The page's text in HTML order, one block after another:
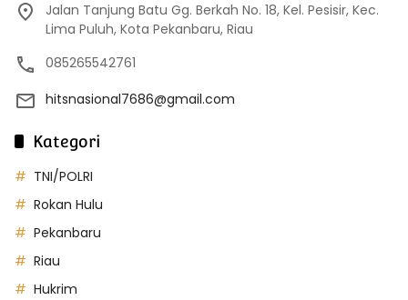
Jalan Tanjung Batu Gg. Berkah No. 18, Kel. Pesisir, Kec.
Lima Puluh, Kota Pekanbaru, Riau
085265542761
hitsnasional7686@gmail.com
Kategori
TNI/POLRI
Rokan Hulu
Pekanbaru
Riau
Hukrim